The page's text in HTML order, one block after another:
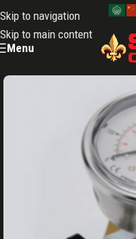
Skip to navigation
Skip to main content
Menu